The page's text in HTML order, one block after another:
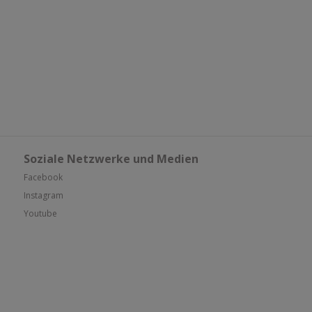
Soziale Netzwerke und Medien
Facebook
Instagram
Youtube